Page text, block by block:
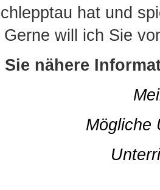
hat und
will ich Sie
nähere
Mögliche